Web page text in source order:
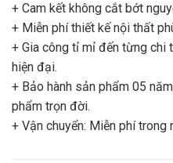
+ Cam kết không cắt bớt
+ Miễn phí thiết kế nội thất
+ Gia công tỉ mỉ đến từng chi
hiện đại.
+ Bảo hành sản phẩm 05
phẩm trọn đời.
+ Vận chuyển: Miễn phí trong